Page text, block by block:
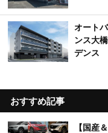
オート
ンス大
デンス
おすすめ記事
【国産